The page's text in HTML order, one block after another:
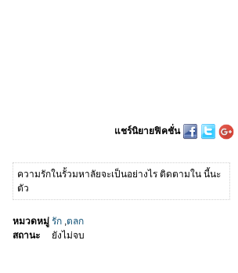
แชร์นิยายฟิคชั่น
ความรักในรั้วมหาลัยจะเป็นอย่างไร ติดตามใน นี้นะ
ตัว
หมวดหมู่ รัก ,ตลก
สถานะ
ยังไม่จบ